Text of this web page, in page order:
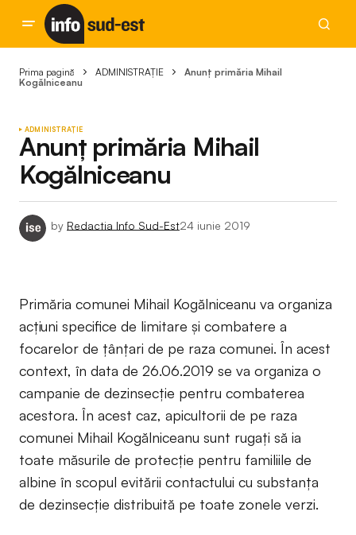
Prima pagină ADMINISTRAȚIE
Anunț primăria Mihail
Kogălniceanu
ADMINISTRAȚIE
Anunț primăria Mihail
Kogălniceanu
by Redactia Info Sud-Est24 iunie 2019
Primăria comunei Mihail Kogălniceanu va organiza
acțiuni specifice de limitare și combatere a
focarelor de țânțari de pe raza comunei. În acest
context, în data de 26.06.2019 se va organiza o
campanie de dezinsecție pentru combaterea
acestora. În acest caz, apicultorii de pe raza
comunei Mihail Kogălniceanu sunt rugați să ia
toate măsurile de protecție pentru familiile de
albine în scopul evitării contactului cu substanța
de dezinsecție distribuită pe toate zonele verzi.